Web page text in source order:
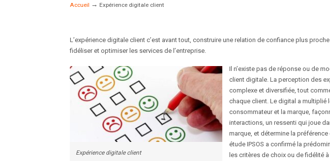
Accueil → Expérience digitale client
L’expérience digitale client c’est avant tout, construire une relation de confiance plus
fidéliser et optimiser les services de l’entreprise.
Expérience digitale client
Il n’existe pas de réponse ou de
client digitale. La perception des
complexe et diversifiée, tout
chaque client. Le digital a multiplié
consommateur et la marque,
interactions, un ressenti qui joue
marque, et détermine la
étude IPSOS a confirmé la
les critères de choix ou de fidélité